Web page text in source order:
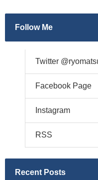
Follow Me
Twitter
Facebook Page
Instagram
RSS
Recent Posts